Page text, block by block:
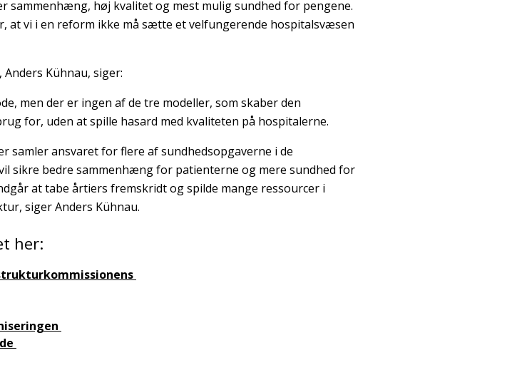
sammenhæng, høj kvalitet og mest mulig sundhed for pengene.
at vi i en reform ikke må sætte et velfungerende hospitalsvæsen
Kühnau, siger:
men der er ingen af de tre modeller, som skaber den
for, uden at spille hasard med kvaliteten på hospitalerne.
samler ansvaret for flere af sundhedsopgaverne i de
sikre bedre sammenhæng for patienterne og mere sundhed for
at tabe årtiers fremskridt og spilde mange ressourcer i
siger Anders Kühnau.
her: